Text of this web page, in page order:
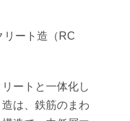
リート造（RC
ートと一体化し
は、鉄筋のまわ